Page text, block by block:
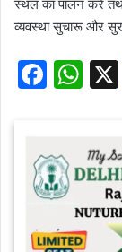
स्थल का पालन करें
व्यवस्था सुचारू और
F
e
b
W
s
A
p